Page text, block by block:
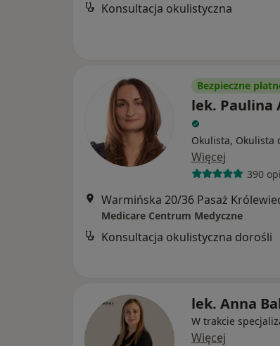
Konsultacja okulistyczna
Bezpieczne
lek. Paulina
Okulista, Okulista
Więcej
390
Medicare Centrum Medyczne
Konsultacja okulistyczna dorośli
lek. Anna
W trakcie
Więcej